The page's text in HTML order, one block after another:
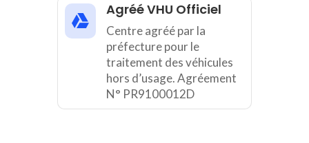

Agréé VHU Officiel
Centre agréé par la
préfecture pour le
traitement des véhicules
hors d’usage. Agréement
N° PR9100012D